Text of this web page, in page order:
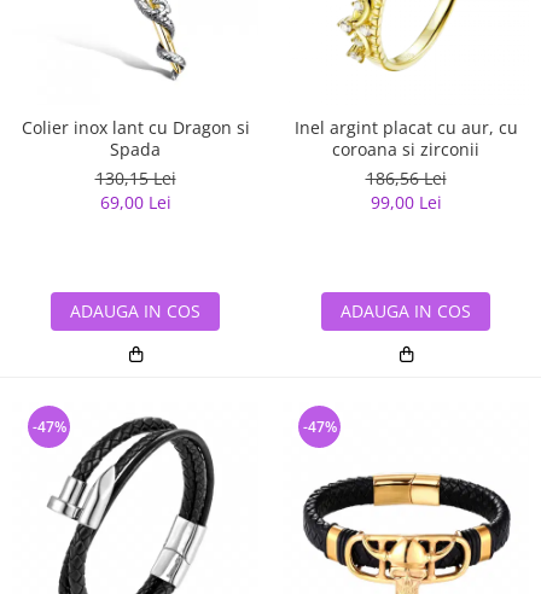
Colier inox lant cu Dragon si
Spada
130,15 Lei
69,00 Lei
ADAUGA IN COS
Inel argint placat cu aur, cu
coroana si zirconii
186,56 Lei
99,00 Lei
ADAUGA IN COS
-47% -47%